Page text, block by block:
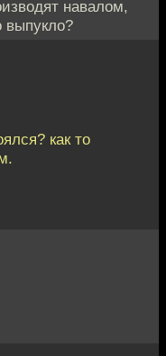
навалом,
выпукло?
как то